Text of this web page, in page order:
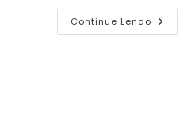
Continue Lendo Método
SMART: